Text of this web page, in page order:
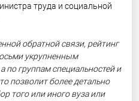
труда и социальной
обратной связи, рейтинг
укрупненным
по группам специальностей и
позволит более детально
того или иного вуза или